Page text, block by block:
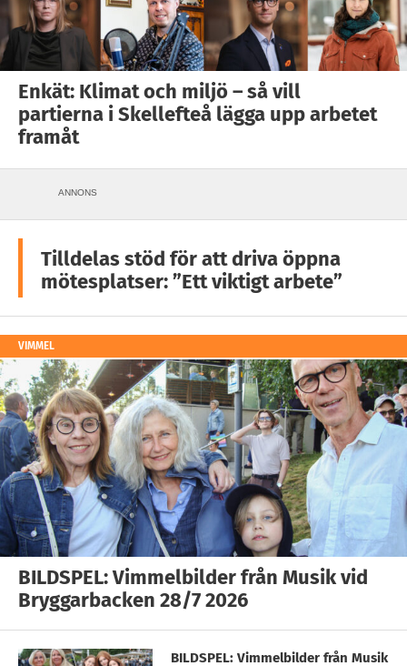
Enkät: Klimat och miljö – så vill
partierna i Skellefteå lägga upp arbetet
framåt
ANNONS
Tilldelas stöd för att driva öppna
mötesplatser: ”Ett viktigt arbete”
VIMMEL
BILDSPEL: Vimmelbilder från Musik vid
Bryggarbacken 28/7 2026
BILDSPEL: Vimmelbilder från Musik